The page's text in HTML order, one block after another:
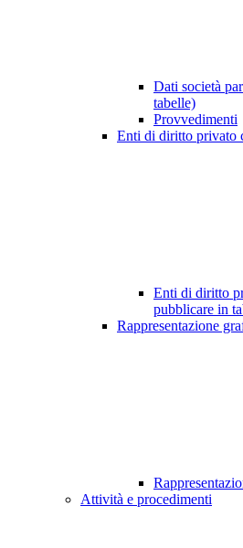
Dati società
tabelle)
Provvedimenti
Enti di diritto privato
Enti di diritto
pubblicare in
Rappresentazione
Attività e procedimenti